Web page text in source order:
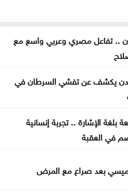
يستأنفون هجماتهم
أمينا عاما للمجلس الأعلى
تل أبيب وواشنطن تتعمق بشأن إنهاء
ونؤجل أي تحرك عسكري
.. تفاعل مصري وعربي واسع مع
يكشف عن تفشي السرطان في
بلغة الإشارة .. تجربة إنسانية
في العقبة
ميسي بعد صراع مع المرض